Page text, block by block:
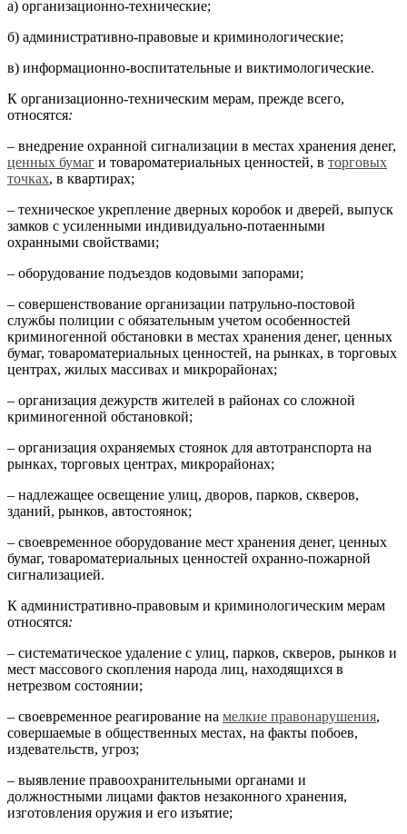
а) организационно-технические;
б) административно-правовые и криминологические;
в) информационно-воспитательные и виктимологические.
К организационно-техническим мерам, прежде всего,
относятся:
– внедрение охранной сигнализации в местах хранения денег,
ценных бумаг и товароматериальных ценностей, в торговых
точках, в квартирах;
– техническое укрепление дверных коробок и дверей, выпуск
замков с усиленными индивидуально-потаенными
охранными свойствами;
– оборудование подъездов кодовыми запорами;
– совершенствование организации патрульно-постовой
службы полиции с обязательным учетом особенностей
криминогенной обстановки в местах хранения денег, ценных
бумаг, товароматериальных ценностей, на рынках, в торговых
центрах, жилых массивах и микрорайонах;
– организация дежурств жителей в районах со сложной
криминогенной обстановкой;
– организация охраняемых стоянок для автотранспорта на
рынках, торговых центрах, микрорайонах;
– надлежащее освещение улиц, дворов, парков, скверов,
зданий, рынков, автостоянок;
– своевременное оборудование мест хранения денег, ценных
бумаг, товароматериальных ценностей охранно-пожарной
сигнализацией.
К административно-правовым и криминологическим мерам
относятся:
– систематическое удаление с улиц, парков, скверов, рынков и
мест массового скопления народа лиц, находящихся в
нетрезвом состоянии;
– своевременное реагирование на мелкие правонарушения,
совершаемые в общественных местах, на факты побоев,
издевательств, угроз;
– выявление правоохранительными органами и
должностными лицами фактов незаконного хранения,
изготовления оружия и его изъятие;